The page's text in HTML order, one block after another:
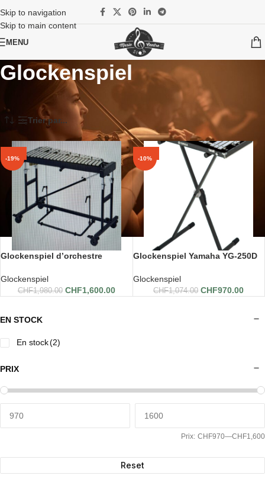
Skip to navigation
Skip to main content
MENU
Glockenspiel
EN STOCK
En stock(2)
PRIX
Prix: CHF970—CHF1,600
Reset
Instruments/Batteries et percussions Percussions de Concert
Percussions à clavier/Glockenspiel
Trier par...
-19%
Glockenspiel d’orchestre
Glockenspiel
CHF1,980.00 CHF1,600.00
-10%
Glockenspiel Yamaha YG-250D
Glockenspiel
CHF1,074.00 CHF970.00